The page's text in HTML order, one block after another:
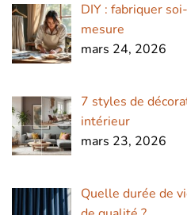
DIY : fabriquer
mesure
mars 24, 2026
7 styles de
intérieur
mars 23, 2026
Quelle durée de